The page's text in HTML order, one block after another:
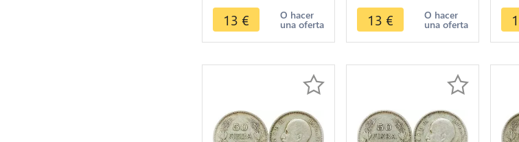
offer
13 € O hacer
una oferta
offer
13 € O hacer
una oferta